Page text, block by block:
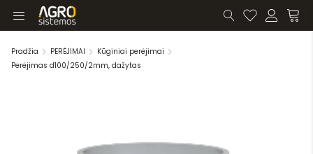
Pradžia PERĖJIMAI
Kūginiai perėjimai
Perėjimas d100/250/2mm, dažytas